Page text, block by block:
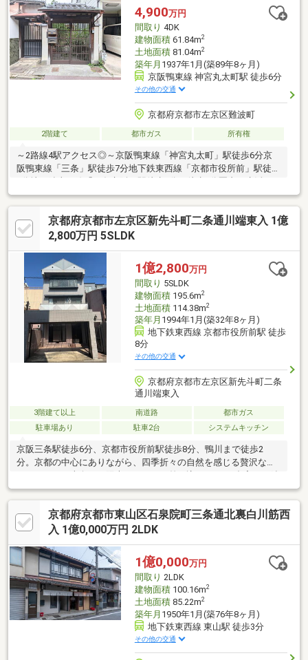
日※祝日は営業）事前にご連絡いただけますと、スムーズにご案
内が可能です。ご連絡お待ちしております！
4,900万円
間取り 4DK
建物面積61.84m2
土地面積81.04m2
築年月 1937年1月(築89年8ヶ月)
京阪鴨東線 神宮丸太町駅 徒歩6分
その他の交通
京都府京都市左京区難波町
2階建て 都市ガス 所有権
～2路線4駅アクセス◎～京阪鴨東線「神宮丸太町」駅徒歩6分京
阪鴨東線「三条」駅徒歩7分地下鉄東西線「京都市役所前」駅徒歩
8分地下鉄東西線「三条京阪」駅徒歩9分・徒歩5分圏内に生活に
便利なお買い物施設多数！・徒歩圏内に多数レストラン・飲食
店・カフェ・バー等多数！・周辺には鴨川、疎水、平安神宮、岡
崎公園など桜の名所多数！・美術館や動物園、京都市役所や御所
など魅力豊富な周辺環境・市内中心部・四条河原町や祇園へも車
おすすめです～
京都府京都市左京区新先斗町二条通川端東入 1億
2,800万円 5SLDK
1億2,800万円
間取り 5SLDK
建物面積195.6m2
土地面積114.38m2
築年月 1994年1月(築32年8ヶ月)
地下鉄東西線 京都市役所前駅 徒歩
8分
その他の交通
京都府京都市左京区新先斗町二条
通川端東入
3階建て以上 南道路
都市ガス
駐車場あり
駐車2台 システムキッチン
京阪三条駅徒歩6分、京都市役所前駅徒歩8分、鴨川まで徒歩2
分。京都の中心にありながら、四季折々の自然を感じる贅沢なロ
骨造の重厚な造りと、ゆとりある間取りが魅力です。シャッター
付き駐車場を完備し、都市の利便性と快適な暮らしを両立。歴史
と文化が息づく京都の地で、喧騒を離れた上質な時間を。資産価
値の高さと希少性を兼ね備えたこの住まいが、人生に確かな豊か
京都府京都市東山区石泉院町三条通北裏白川筋西
入 1億0,000万円 2LDK
1億0,000万円
間取り 2LDK
建物面積100.16m2
土地面積85.22m2
築年月 1950年1月(築76年8ヶ月)
地下鉄東西線 東山駅 徒歩3分
その他の交通